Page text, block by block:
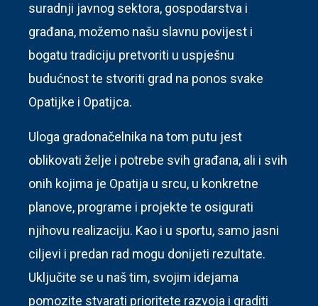
suradnji javnog sektora, gospodarstva i
građana, možemo našu slavnu povijest i
bogatu tradiciju pretvoriti u uspješnu
budućnost te stvoriti grad na ponos svake
Opatijke i Opatijca.
Uloga gradonačelnika na tom putu jest
oblikovati želje i potrebe svih građana, ali i svih
onih kojima je Opatija u srcu, u konkretne
planove, programe i projekte te osigurati
njihovu realizaciju. Kao i u sportu, samo jasni
ciljevi i predan rad mogu donijeti rezultate.
Uključite se u naš tim, svojim idejama
pomozite stvarati prioritete razvoja i graditi